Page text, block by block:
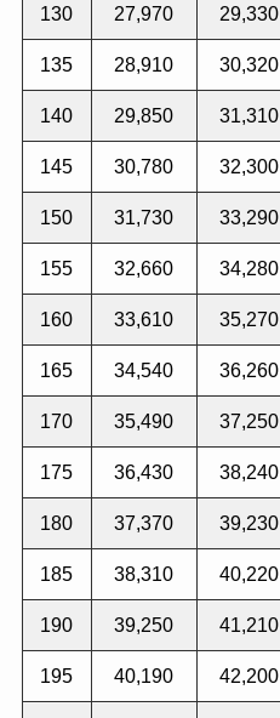
130 27,970 29,330
135 28,910 30,320
140 29,850 31,310
145 30,780 32,300
150 31,730 33,290
155 32,660 34,280
160 33,610 35,270
165 34,540 36,260
170 35,490 37,250
175 36,430 38,240
180 37,370 39,230
185 38,310 40,220
190 39,250 41,210
195 40,190 42,200